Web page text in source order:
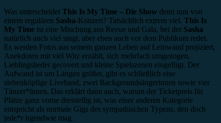
Was unterscheidet This Is My Time – Die Show denn nun von
einem regulären Sasha-Konzert? Tatsächlich extrem viel. This Is
My Time ist eine Mischung aus Revue und Gala, bei der Sasha
natürlich auch viel singt, aber eben auch vor dem Publikum redet.
Es werden Fotos aus seinem ganzen Leben auf Leinwand projiziert,
Anekdoten mit viel Witz erzählt, sich mehrfach umgezogen,
Lieblingslieder gecovert und kleine Spielszenen eingefügt. Der
Aufwand ist um Längen größer, gibt es schließlich eine
siebenköpfige Liveband, zwei Backgroundsängerinnen sowie vier
Tänzer*innen. Das erklärt dann auch, warum der Ticketpreis für
Plätze ganz vorne dreistellig ist, was einer anderen Kategorie
entspricht als normale Gigs des sympathischen Typens, den doch
jede*r irgendwie mag.